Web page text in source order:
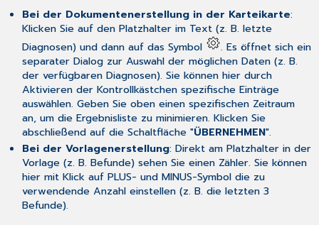
Bei der Dokumentenerstellung in der Karteikarte:
Klicken Sie auf den Platzhalter im Text (z. B. letzte
Diagnosen) und dann auf das Symbol
. Es öffnet sich ein
separater Dialog zur Auswahl der möglichen Daten (z. B.
der verfügbaren Diagnosen). Sie können hier durch
Aktivieren der Kontrollkästchen spezifische Einträge
auswählen. Geben Sie oben einen spezifischen Zeitraum
an, um die Ergebnisliste zu minimieren. Klicken Sie
abschließend auf die Schaltfläche "ÜBERNEHMEN".
Bei der Vorlagenerstellung: Direkt am Platzhalter in der
Vorlage (z. B. Befunde) sehen Sie einen Zähler. Sie können
hier mit Klick auf PLUS- und MINUS-Symbol die zu
verwendende Anzahl einstellen (z. B. die letzten 3
Befunde).